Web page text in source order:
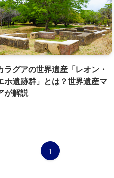
ラグアの世界遺産「レオン・
ホ遺跡群」とは？世界遺産マ
が解説
1